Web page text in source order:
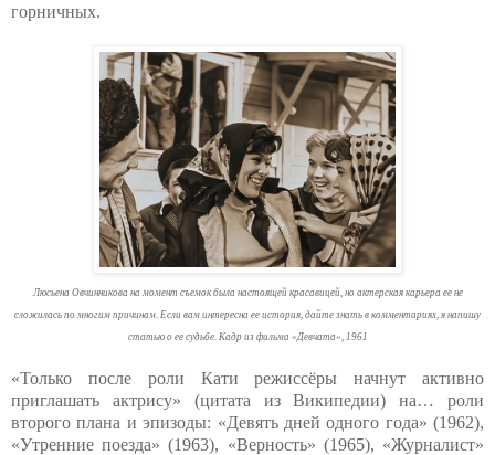
горничных.
Люсьена Овчинникова на момент съемок была настоящей красавицей, но актерская карьера ее не
сложилась по многим причинам. Если вам интересна ее история, дайте знать в комментариях, я напишу
статью о ее судьбе. Кадр из фильма «Девчата», 1961
«Только после роли Кати режиссёры начнут активно
приглашать актрису» (цитата из Википедии) на… роли
второго плана и эпизоды: «Девять дней одного года» (1962),
«Утренние поезда» (1963), «Верность» (1965), «Журналист»